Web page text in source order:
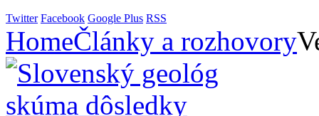
Twitter Facebook Google Plus RSS
HomeČlánky a rozhovory